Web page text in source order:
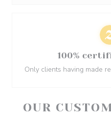
OUR
100%
Only clients having made